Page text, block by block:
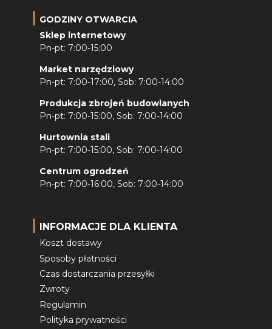
GODZINY OTWARCIA
Sklep internetowy
Pn-pt: 7:00-15:00
Market narzędziowy
Pn-pt: 7:00-17:00, Sob: 7:00-14:00
Produkcja zbrojeń budowlanych
Pn-pt: 7:00-15:00, Sob: 7:00-14:00
Hurtownia stali
Pn-pt: 7:00-15:00, Sob: 7:00-14:00
Centrum ogrodzeń
Pn-pt: 7:00-16:00, Sob: 7:00-14:00
INFORMACJE DLA KLIENTA
Koszt dostawy
Sposoby płatności
Czas dostarczania przesyłki
Zwroty
Regulamin
Polityka prywatności